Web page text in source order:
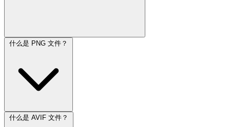
什么是 PNG 文件？
什么是 AVIF 文件？